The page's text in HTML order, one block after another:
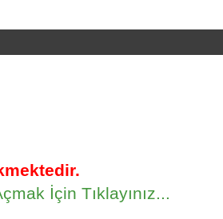
İçin Tıklayınız...